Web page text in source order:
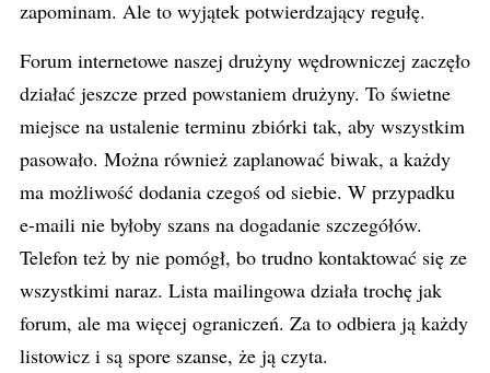
zapominam. Ale to wyjątek potwierdzający regułę.
Forum internetowe naszej drużyny wędrowniczej zaczęło
działać jeszcze przed powstaniem drużyny. To świetne
miejsce na ustalenie terminu zbiórki tak, aby wszystkim
pasowało. Można również zaplanować biwak, a każdy
ma możliwość dodania czegoś od siebie. W przypadku
e-maili nie byłoby szans na dogadanie szczegółów.
Telefon też by nie pomógł, bo trudno kontaktować się ze
wszystkimi naraz. Lista mailingowa działa trochę jak
forum, ale ma więcej ograniczeń. Za to odbiera ją każdy
listowicz i są spore szanse, że ją czyta.